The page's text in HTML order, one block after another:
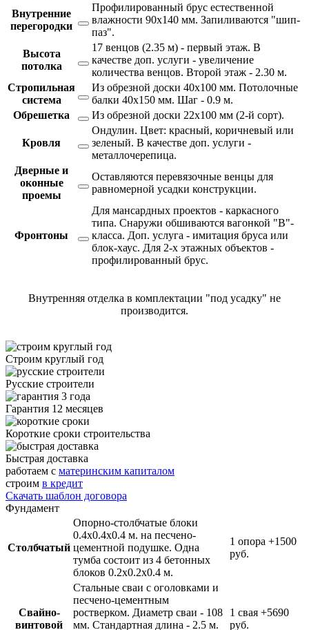
Внутренние
перегородки
Профилированный брус естественной
влажности 90х140 мм. Запиливаются "шип-
паз".
Высота
потолка
17 венцов (2.35 м) - первый этаж. В
качестве доп. услуги - увеличение
количества венцов. Второй этаж - 2.30 м.
Стропильная
система
Из обрезной доски 40х100 мм. Потолочные
балки 40х150 мм. Шаг - 0.9 м.
Обрешетка
Из обрезной доски 22х100 мм (2-й сорт).
Кровля
Ондулин. Цвет: красный, коричневый или
зеленый. В качестве доп. услуги -
металлочерепица.
Дверные и
оконные
проемы
Оставляются перевязочные венцы для
равномерной усадки конструкции.
Фронтоны
Для мансардных проектов - каркасного
типа. Снаружи обшиваются вагонкой "В"-
класса. Доп. услуга - имитация бруса или
блок-хаус. Для 2-х этажных объектов -
профилированный брус.
Внутренняя отделка в комплектации "под усадку" не
производится.
Строим круглый год
Русские строители
Гарантия 12 месяцев
Короткие сроки строительства
Быстрая доставка
работаем с материнским капиталом
строим в кредит
Скачать шаблон договора
Фундамент
Столбчатый
Опорно-столбчатые блоки
0.4х0.4х0.4 м. на песчено-
цементной подушке. Одна
тумба состоит из 4 бетонных
блоков 0.2х0.2х0.4 м.
1 опора +1500
руб.
Свайно-
винтовой
Стальные сваи с оголовками и
песчено-цементным
ростверком. Диаметр сваи - 108
мм. Стандартная длина - 2.5 м.
1 свая +5690
руб.